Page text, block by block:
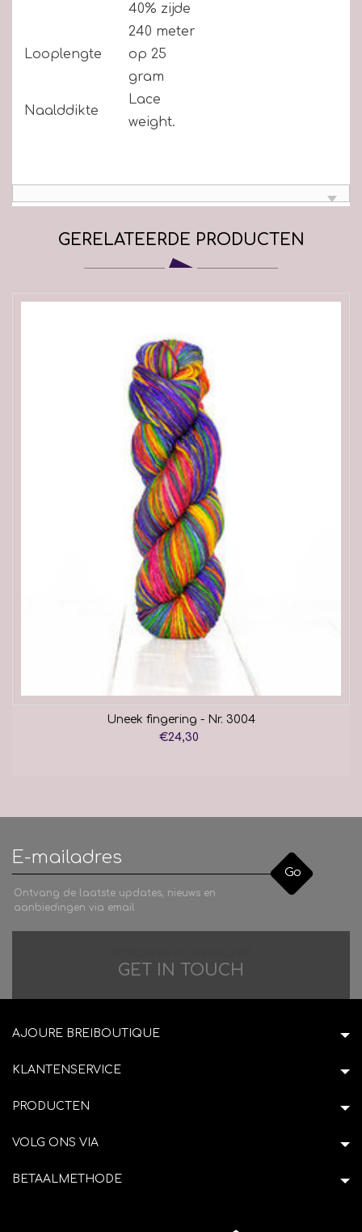
40% zijde
Looplengte
240 meter
op 25
gram
Naalddikte
Lace
weight.
GERELATEERDE PRODUCTEN
Uneek fingering - Nr. 3004
€24,30
Go
Ontvang de laatste updates, nieuws en
aanbiedingen via email
GET IN TOUCH
AJOURE BREIBOUTIQUE
KLANTENSERVICE
PRODUCTEN
VOLG ONS VIA
BETAALMETHODE